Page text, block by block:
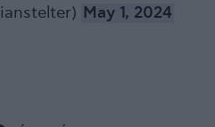
May 1, 2024